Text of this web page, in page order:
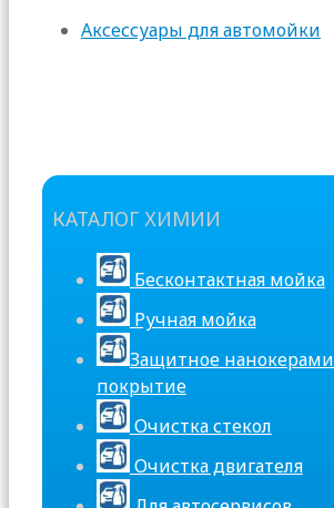
Аксессуары для автомойки
КАТАЛОГ ХИМИИ
Бесконтактная мойка
Ручная мойка
Защитное
покрытие
Очистка стекол
Очистка двигателя